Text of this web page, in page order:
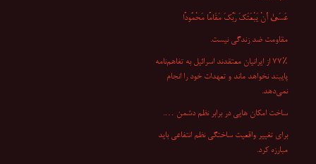
عَسَىٰ أَنْ یَبْعَثَکَ رَبُّکَ مَقَامًا مَحْمُودًا
مقاومت ضد زندگی نیست.
۷۷٪ از ایرانیان معتقدند اسرائیل به تفاهم‌نامه
پایبند نخواهد ماند و تعهدات خود را انجام
نمی‌دهد.
ساخت امکان هایی در برابر نظم دشمن ….
برای تغییر واقعیت ساختگی نظم انتفاعی باید
مبارزه کرد.